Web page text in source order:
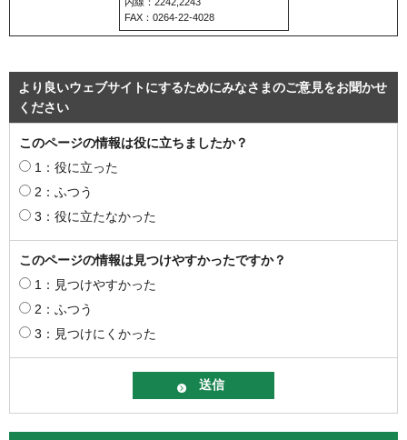
FAX：0264-22-4028
より良いウェブサイトにするためにみなさまのご意見をお聞かせ
ください
このページの情報は役に立ちましたか？
1：役に立った
2：ふつう
3：役に立たなかった
このページの情報は見つけやすかったですか？
1：見つけやすかった
2：ふつう
3：見つけにくかった